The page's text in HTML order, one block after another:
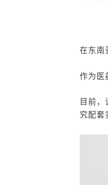
在东南
作为医
目前，
究配套